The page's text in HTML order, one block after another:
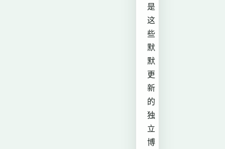
是
这
些
默
默
更
新
的
独
立
博